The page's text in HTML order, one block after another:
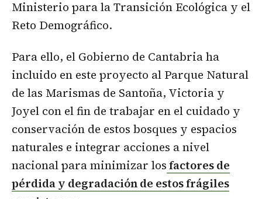
Ministerio para la Transición Ecológica y el
Reto Demográfico.
Para ello, el Gobierno de Cantabria ha
incluido en este proyecto al Parque Natural
de las Marismas de Santoña, Victoria y
Joyel con el fin de trabajar en el cuidado y
conservación de estos bosques y espacios
naturales e integrar acciones a nivel
nacional para minimizar losfactores de
pérdida y degradación de estos frágiles